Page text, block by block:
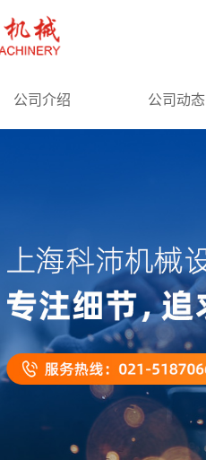
公司介绍 公司动态